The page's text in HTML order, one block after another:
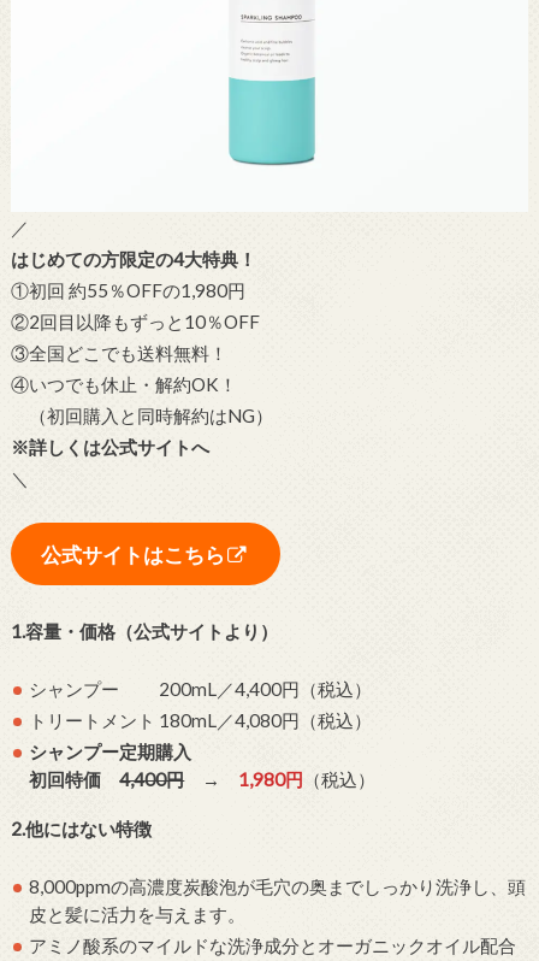
／
はじめての方限定の4大特典！
①初回 約55％OFFの1,980円
②2回目以降もずっと10％OFF
③全国どこでも送料無料！
④いつでも休止・解約OK！
（初回購入と同時解約はNG）
※詳しくは公式サイトへ
＼
公式サイトはこちら
1.容量・価格（公式サイトより）
シャンプー 200mL／4,400円（税込）
トリートメント 180mL／4,080円（税込）
シャンプー定期購入
初回特価4,400円→ 1,980円 （税込）
2.他にはない特徴
8,000ppmの高濃度炭酸泡が毛穴の奥までしっかり洗浄し、頭
皮と髪に活力を与えます。
アミノ酸系のマイルドな洗浄成分とオーガニックオイル配合